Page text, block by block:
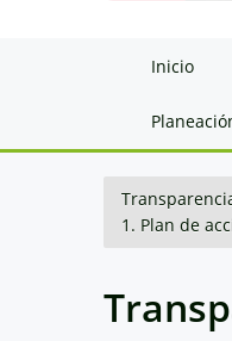
Inicio
1. Plan de